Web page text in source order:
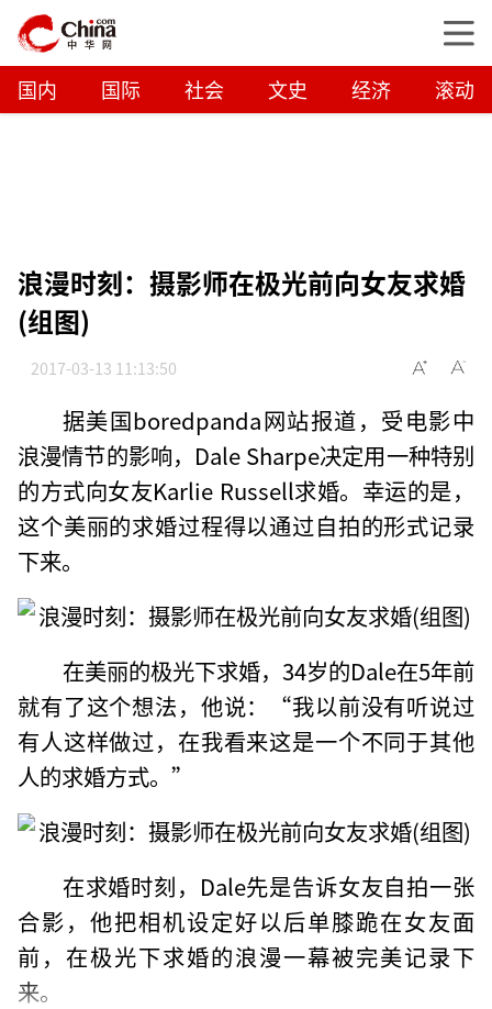
国内 国际 社会 文史 经济 滚动
浪漫时刻：摄影师在极光前向女友求婚
(组图)
2017-03-13 11:13:50
据美国boredpanda网站报道，受电影中
浪漫情节的影响，Dale Sharpe决定用一种特别
的方式向女友Karlie Russell求婚。幸运的是，
这个美丽的求婚过程得以通过自拍的形式记录
下来。
在美丽的极光下求婚，34岁的Dale在5年前
就有了这个想法，他说：“我以前没有听说过
有人这样做过，在我看来这是一个不同于其他
人的求婚方式。”
在求婚时刻，Dale先是告诉女友自拍一张
合影，他把相机设定好以后单膝跪在女友面
前，在极光下求婚的浪漫一幕被完美记录下
来。